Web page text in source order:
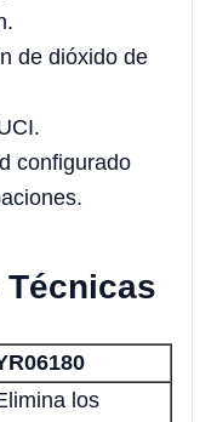
de dióxido de
configurado
los